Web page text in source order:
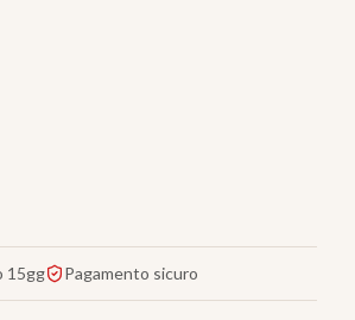
15gg Pagamento sicuro